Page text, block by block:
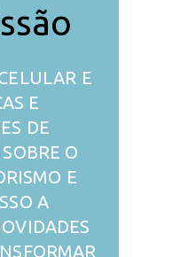
E
E
DE
O
E
A